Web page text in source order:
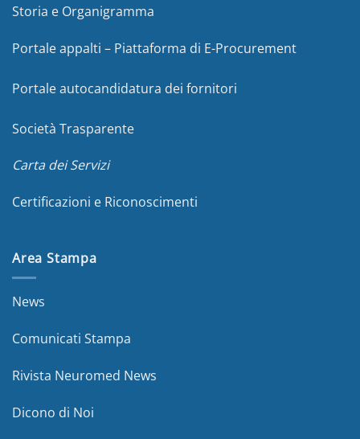
Storia e Organigramma
Portale appalti – Piattaforma di E-Procurement
Portale autocandidatura dei fornitori
Società Trasparente
Carta dei Servizi
Certificazioni e Riconoscimenti
Area Stampa
News
Comunicati Stampa
Rivista Neuromed News
Dicono di Noi